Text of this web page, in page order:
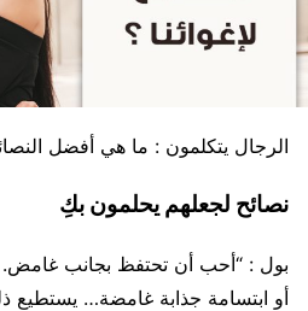
الرجال يتكلمون : ما هي أفضل
نصائح لجعلهم يحلمون بكِ
بول : “أحب أن تحتفظ بجانب غامض.
أو ابتسامة جذابة غامضة… يستطيع